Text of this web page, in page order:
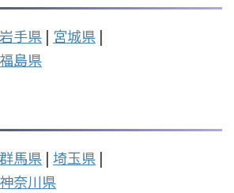
岩手県 | 宮城県 |
福島県
群馬県 | 埼玉県 |
神奈川県